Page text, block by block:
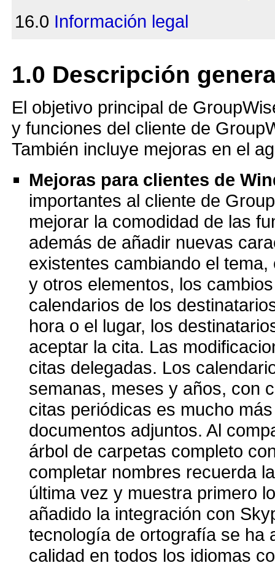
16.0 Información legal
1.0 Descripción
El objetivo principal de
y funciones del cliente de
También incluye mejoras en el
Mejoras para clientes de
importantes al cliente de
mejorar la comodidad de las
además de añadir nuevas
existentes cambiando el
y otros elementos, los
calendarios de los
hora o el lugar, los
aceptar la cita. Las
citas delegadas. Los
semanas, meses y años, con
citas periódicas es mucho
documentos adjuntos. Al
árbol de carpetas completo
completar nombres recuerda
última vez y muestra primero
añadido la integración con
tecnología de ortografía se ha
calidad en todos los idiomas